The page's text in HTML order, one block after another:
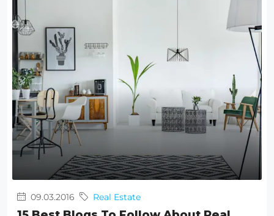
09.03.2016 Real Estate